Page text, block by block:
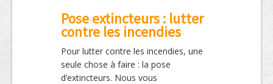
Pose extincteurs : lutter
contre les incendies
Pour lutter contre les incendies, une
seule chose à faire : la pose
d’extincteurs. Nous vous